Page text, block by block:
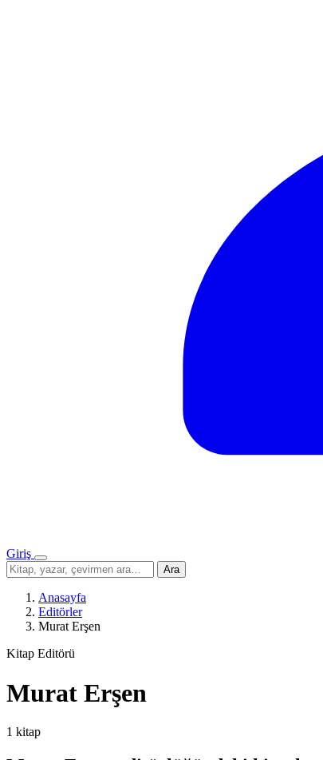
Giriş
Menü
Sitede
ara
Ara
Anasayfa
Editörler
Murat Erşen
Kitap Editörü
Murat Erşen
1 kitap